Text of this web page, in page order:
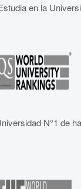
en la
N°1 de